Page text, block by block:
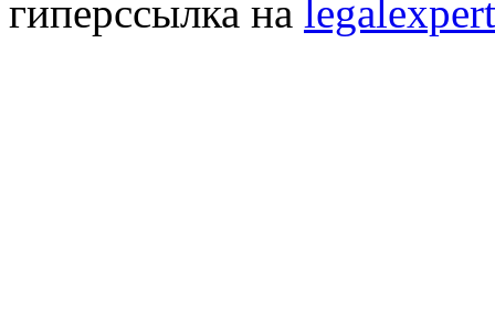
гиперссылка на